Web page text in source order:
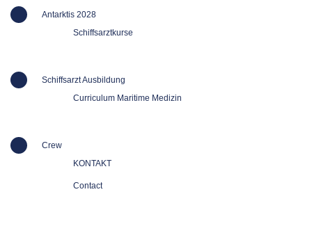
Antarktis 2028
Schiffsarztkurse
Schiffsarzt Ausbildung
Curriculum Maritime Medizin
Crew
KONTAKT
Contact